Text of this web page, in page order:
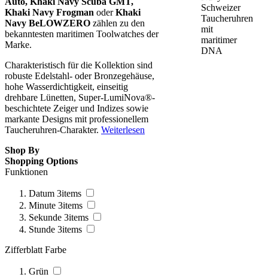
Khaki Navy Frogman oderKhaki
Navy BeLOWZERO zählen zu den
bekanntesten maritimen Toolwatches der
Marke.
Charakteristisch für die Kollektion sind
robuste Edelstahl- oder Bronzegehäuse,
hohe Wasserdichtigkeit, einseitig
drehbare Lünetten, Super-LumiNova®-
beschichtete Zeiger und Indizes sowie
markante Designs mit professionellem
Taucheruhren-Charakter. Weiterlesen
Shop By
Shopping Options
Funktionen
Datum 3items
Minute 3items
Sekunde 3items
Stunde 3items
Zifferblatt Farbe
Grün